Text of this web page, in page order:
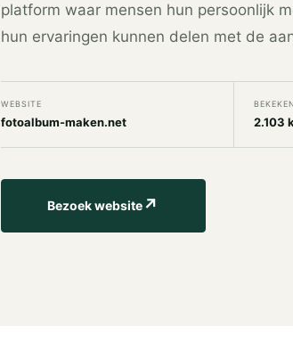
platform waar mensen hun persoonlijk
hun ervaringen kunnen delen met de
WEBSITE
fotoalbum-maken.net
BEKEKEN
2.103
Bezoek website↗